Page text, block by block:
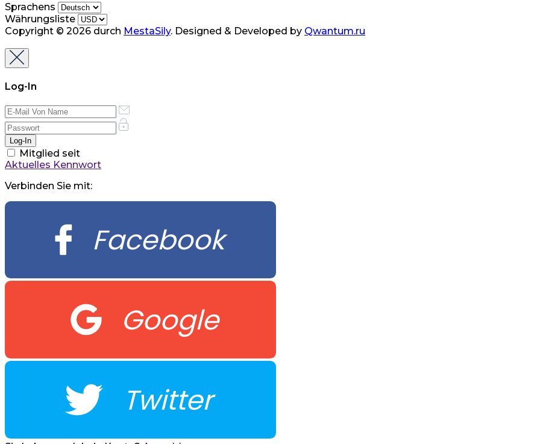
Sprachens
Währungsliste
Copyright © 2026 durch MestaSily. Designed & Developed by Qwantum.ru
Log-In
Mitglied seit
Aktuelles Kennwort
Verbinden Sie mit:
Facebook
Google
Twitter